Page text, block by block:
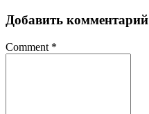
Добавить комментарий
Comment *